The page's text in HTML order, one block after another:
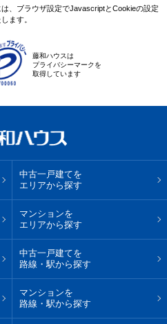
、ブラウザ設定でJavascriptとCookieの設定
ます。
藤和ハウスは
プライバシーマークを
取得しています
中古一戸建てを
エリアから探す
マンションを
エリアから探す
中古一戸建てを
路線・駅から探す
マンションを
路線・駅から探す